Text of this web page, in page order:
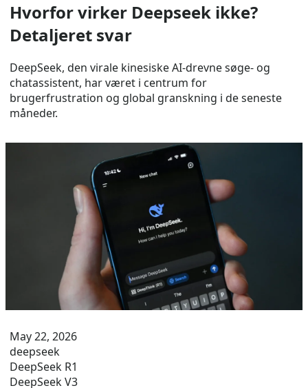
Hvorfor virker Deepseek ikke?
Detaljeret svar
DeepSeek, den virale kinesiske AI-drevne søge- og
chatassistent, har været i centrum for
brugerfrustration og global granskning i de seneste
måneder.
May 22, 2026
deepseek
DeepSeek R1
DeepSeek V3